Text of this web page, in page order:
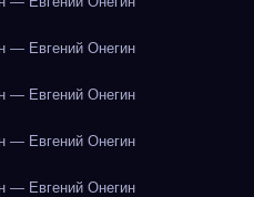
— Евгений Онегин
— Евгений Онегин
— Евгений Онегин
— Евгений Онегин